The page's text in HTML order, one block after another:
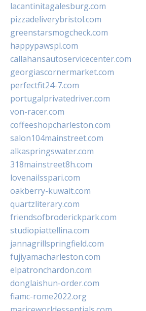
lacantinitagalesburg.com
pizzadeliverybristol.com
greenstarsmogcheck.com
happypawspl.com
callahansautoservicecenter.com
georgiascornermarket.com
perfectfit24-7.com
portugalprivatedriver.com
von-racer.com
coffeeshopcharleston.com
salon104mainstreet.com
alkaspringswater.com
318mainstreet8h.com
lovenailsspari.com
oakberry-kuwait.com
quartzliterary.com
friendsofbroderickpark.com
studiopiattellina.com
jannagrillspringfield.com
fujiyamacharleston.com
elpatronchardon.com
donglaishun-order.com
fiamc-rome2022.org